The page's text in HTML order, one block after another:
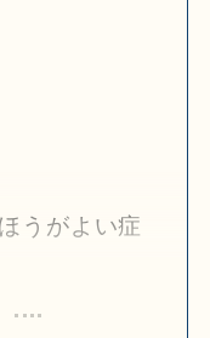
うがよい症